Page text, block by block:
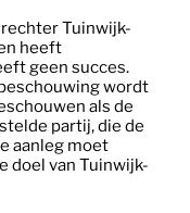
Tuinwijk-
heeft
geen succes.
wordt
als de
partij, die de
aanleg moet
doel van Tuinwijk-